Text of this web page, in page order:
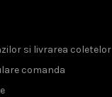
si livrarea coletelor
comanda